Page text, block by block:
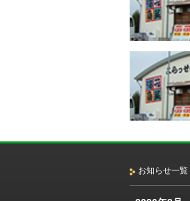
お知らせ一覧